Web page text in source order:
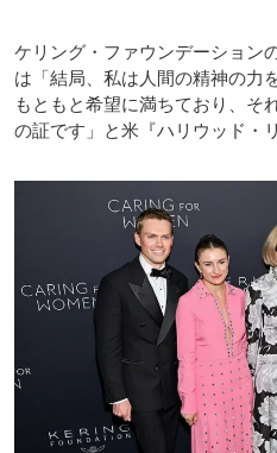
ケリング・ファウンデーション
は「結局、私は人間の精神の力
もともと希望に満ちており、そ
の証です」と米『ハリウッド・